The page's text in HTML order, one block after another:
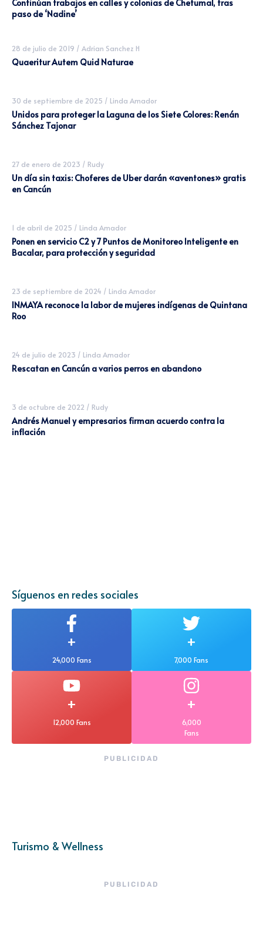
Continúan trabajos en calles y colonias de Chetumal, tras
paso de ‘Nadine’
28 de julio de 2019 / Adrian Sanchez H
Quaeritur Autem Quid Naturae
30 de septiembre de 2025 / Linda Amador
Unidos para proteger la Laguna de los Siete Colores: Renán
Sánchez Tajonar
27 de enero de 2023 / Rudy
Un día sin taxis: Choferes de Uber darán «aventones» gratis
en Cancún
1 de abril de 2025 / Linda Amador
Ponen en servicio C2 y 7 Puntos de Monitoreo Inteligente en
Bacalar, para protección y seguridad
23 de septiembre de 2024 / Linda Amador
INMAYA reconoce la labor de mujeres indígenas de Quintana
Roo
24 de julio de 2023 / Linda Amador
Rescatan en Cancún a varios perros en abandono
3 de octubre de 2022 / Rudy
Andrés Manuel y empresarios firman acuerdo contra la
inflación
Síguenos en redes sociales
+
24,000 Fans
+
7,000 Fans
+
12,000 Fans
+
6,000
Fans
PUBLICIDAD
Turismo & Wellness
PUBLICIDAD